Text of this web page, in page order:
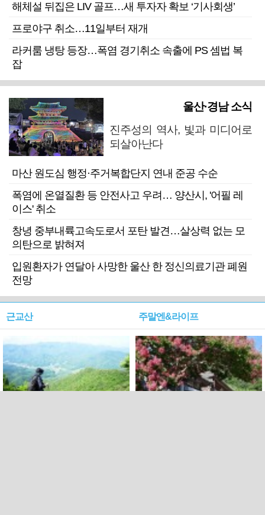
해체설 뒤집은 LIV 골프…새 투자자 확보 ‘기사회생’
프로야구 취소…11일부터 재개
라커룸 냉탕 등장…폭염 경기취소 속출에 PS 셈법 복
잡
울산·경남 소식
진주성의 역사, 빛과 미디어로
되살아난다
마산 원도심 행정·주거복합단지 연내 준공 수순
폭염에 온열질환 등 안전사고 우려… 양산시, '어필 레
이스' 취소
창녕 중부내륙고속도로서 포탄 발견…살상력 없는 모
의탄으로 밝혀져
입원환자가 연달아 사망한 울산 한 정신의료기관 폐원
전망
근교산 주말엔&라이프